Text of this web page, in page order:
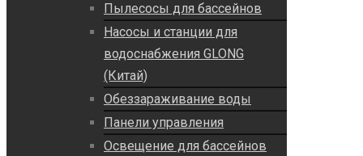
Пылесосы для бассейнов
Насосы и станции для
водоснабжения GLONG
(Китай)
Обеззараживание воды
Панели управления
Освещение для бассейнов